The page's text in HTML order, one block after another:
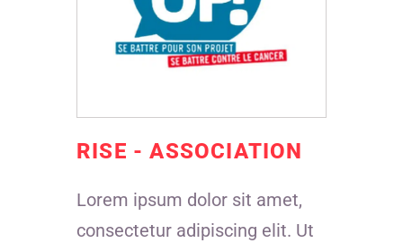
RISE - ASSOCIATION
Lorem ipsum dolor sit amet,
consectetur adipiscing elit. Ut